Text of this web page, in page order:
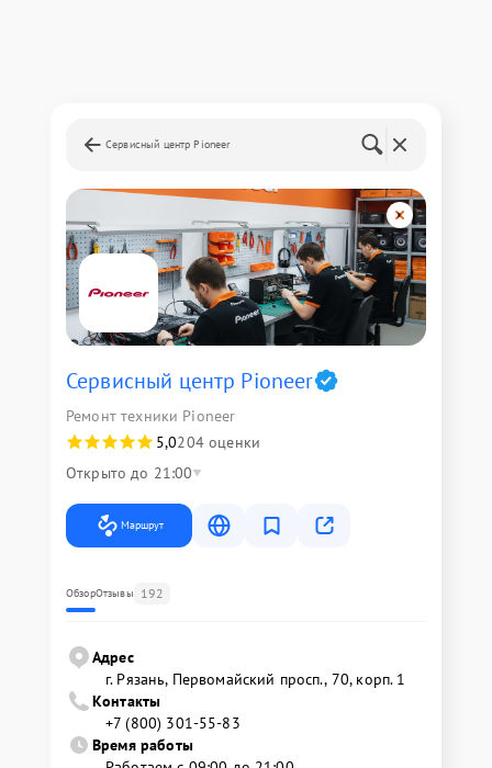
Сервисный центр Pioneer
Сервисный центр Pioneer
Ремонт техники Pioneer
5,0204 оценки
Открыто до 21:00
Маршрут
ОбзорОтзывы 192
Адрес
г. Рязань, Первомайский просп., 70, корп. 1
Контакты
+7 (800) 301-55-83
Время работы